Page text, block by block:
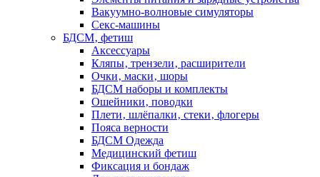
Вакуумно-волновые симуляторы
Секс-машины
БДСМ‚ фетиш
Аксессуары
Кляпы‚ трензели‚ расширители
Очки‚ маски‚ шоры
БДСМ наборы и комплекты
Ошейники‚ поводки
Плети‚ шлёпалки‚ стеки‚ флогеры
Пояса верности
БДСМ Одежда
Медицинский фетиш
Фиксация и бондаж